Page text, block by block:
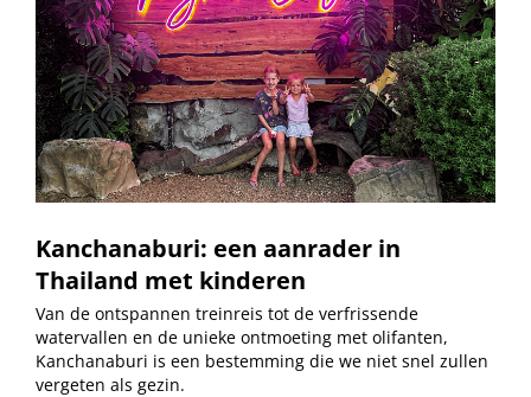
Kanchanaburi: een aanrader in
Thailand met kinderen
Van de ontspannen treinreis tot de verfrissende
watervallen en de unieke ontmoeting met olifanten,
Kanchanaburi is een bestemming die we niet snel zullen
vergeten als gezin.